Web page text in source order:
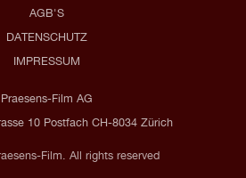
AGB'S
DATENSCHUTZ
IMPRESSUM
Praesens-Film AG
10 Postfach CH-8034 Zürich
Film. All rights reserved